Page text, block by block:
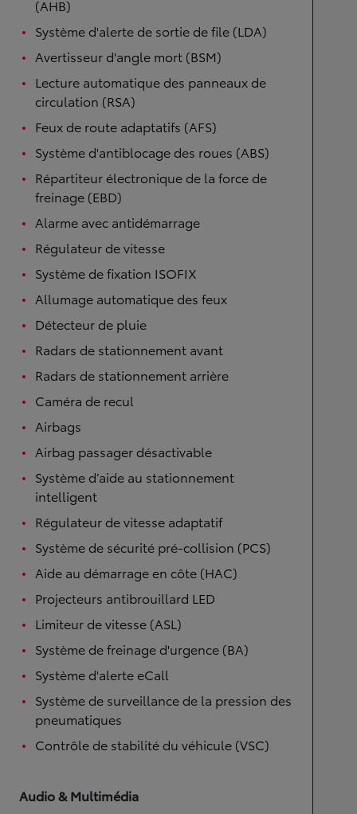
(AHB)
Système d'alerte de sortie de file (LDA)
Avertisseur d'angle mort (BSM)
Lecture automatique des panneaux de
circulation (RSA)
Feux de route adaptatifs (AFS)
Système d'antiblocage des roues (ABS)
Répartiteur électronique de la force de
freinage (EBD)
Alarme avec antidémarrage
Régulateur de vitesse
Système de fixation ISOFIX
Allumage automatique des feux
Détecteur de pluie
Radars de stationnement avant
Radars de stationnement arrière
Caméra de recul
Airbags
Airbag passager désactivable
Système d’aide au stationnement
intelligent
Régulateur de vitesse adaptatif
Système de sécurité pré-collision (PCS)
Aide au démarrage en côte (HAC)
Projecteurs antibrouillard LED
Limiteur de vitesse (ASL)
Système de freinage d'urgence (BA)
Système d'alerte eCall
Système de surveillance de la pression des
pneumatiques
Contrôle de stabilité du véhicule (VSC)
Audio & Multimédia